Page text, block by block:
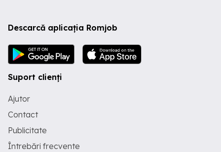
Descarcă aplicația Romjob
Suport clienți
Ajutor
Contact
Publicitate
Întrebări frecvente